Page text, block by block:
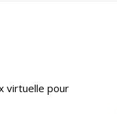
virtuelle pour